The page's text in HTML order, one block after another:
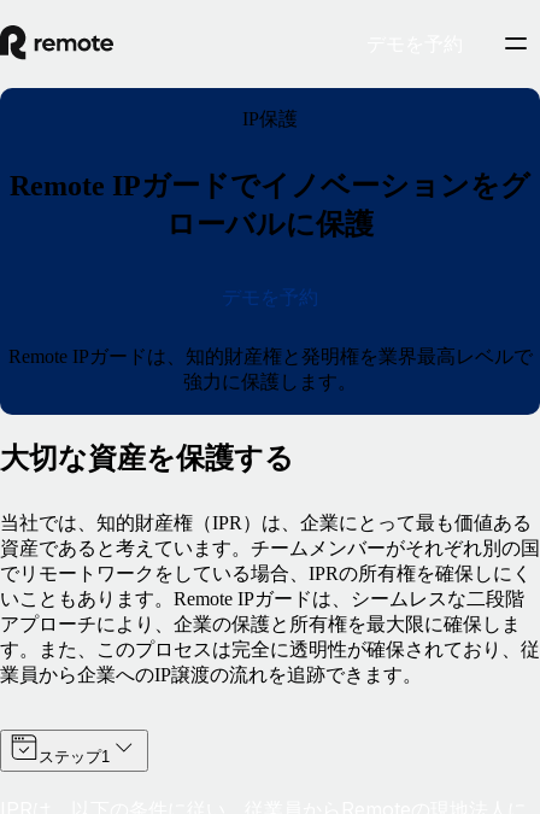
IP保護
Remote IPガードでイノベーションをグ
ローバルに保護
Remote IPガードは、知的財産権と発明権を業界最高レベルで
強力に保護します。
デモを予約
大切な資産を保護する
当社では、知的財産権（IPR）は、企業にとって最も価値ある
資産であると考えています。チームメンバーがそれぞれ別の国
でリモートワークをしている場合、IPRの所有権を確保しにく
いこともあります。Remote IPガードは、シームレスな二段階
アプローチにより、企業の保護と所有権を最大限に確保しま
す。また、このプロセスは完全に透明性が確保されており、従
業員から企業へのIP譲渡の流れを追跡できます。
ステップ1